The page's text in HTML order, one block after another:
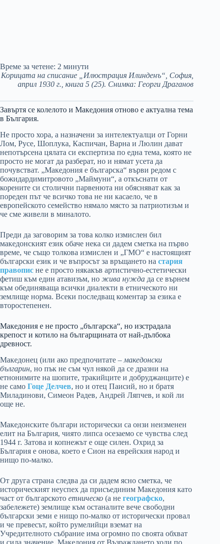
Време за четене: 2 минути
Корицата на списание „Илюстрация Илинденъ“, София,
април 1930 г., книга 5 (25). Снимка: Георги Драганов
Завъртя се колелото и Македония отново е актуална тема
в България.
Не просто хора, а назначени за интелектуалци от Горни
Лом, Русе, Шоплука, Каспичан, Варна и Люлин дават
непотърсена цялата си експертиза по една тема, която не
просто не могат да разберат, но и нямат усета да
почувстват. „Македония е българска“ върви редом с
божидардимитровото „Маймуни“, а откъснати от
корените си столични парвенюта ни обясняват как за
пореден път че всичко това не ни касаело, че в
европейското семейство нямало място за патриотизъм и
че сме живели в миналото.
Преди да заговорим за това колко измислен бил
македонският език обаче нека си дадем сметка на първо
време, че също толкова измислен и „ГМО“ е настоящият
български език и че въпросът за връщането на стария
правопис не е просто някакъв артистично-естетически
фетиш към един атавизъм, но жива нужда да се върнем
към обединяваща всички диалекти в етническото ни
землище норма. Всеки последващ коментар за езика е
второстепенен.
Македония е не просто „българска“, но изстрадала
крепост и котило на българщината от най-дълбока
древност.
Македонец (или ако предпочитате – македонски
българин, но пък не съм чул някой да се дразни на
етнонимите на шопите, тракийците и добруджанците) е
не само Гоце Делчев, но и отец Паисий, но и братя
Миладинови, Симеон Радев, Андрей Ляпчев, и кой ли
още не.
Македонските българи исторически са онзи неизменен
елит на България, чиято липса осезаемо се чувства след
1944 г. Затова и копнежът е още силен. Охрид за
България е онова, което е Сион на еврейския народ и
нищо по-малко.
От друга страна следва да си дадем ясно сметка, че
историческият неуспех да присъединим Македония като
част от българското етническо (а не географско,
забележете) землище към останалите вече свободни
български земи е нищо по-малко от исторически провал
и че превесът, който румелийци вземат на
Учредителното събрание има огромно по своята обхват
и сила значение. Македония от Възраждането ходи по